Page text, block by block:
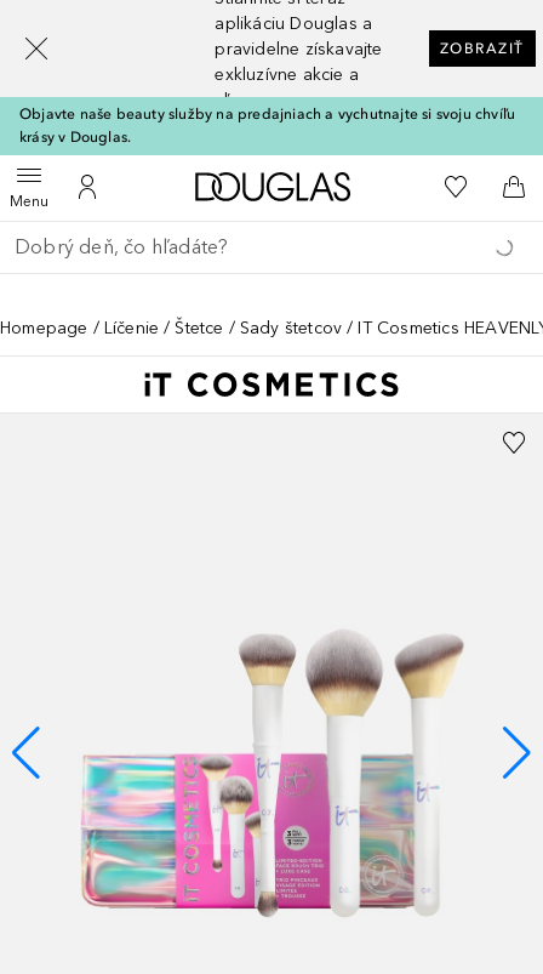
aplikáciu Douglas a
pravidelne získavajte
exkluzívne akcie a
zľavy
ZOBRAZIŤ
Objavte naše beauty služby na predajniach a vychutnajte si svoju chvíľu
krásy v Douglas.
MenuOtvoriť menuDo môjho účtu
Domov Do môjho
Do
Choď späť
Vykonajte vyhľadávanie
Homepage Líčenie Štetce Sady štetcov IT Cosmetics
[navigation.slideout.screenreader]